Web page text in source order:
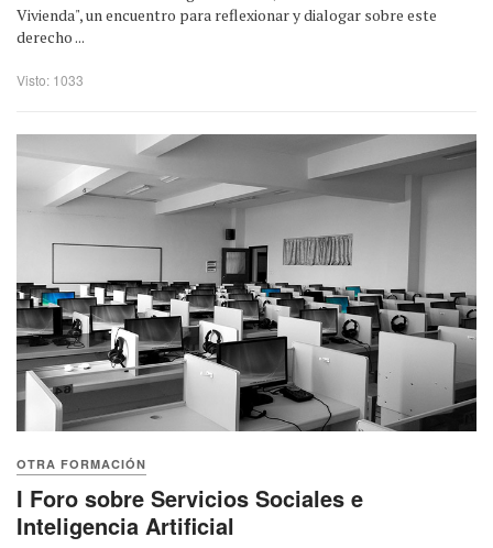
Vivienda", un encuentro para reflexionar y dialogar sobre este
derecho ...
Visto: 1033
OTRA FORMACIÓN
I Foro sobre Servicios Sociales e
Inteligencia Artificial